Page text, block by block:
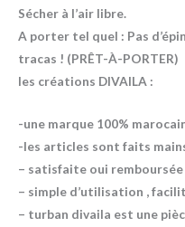
Sécher à l’air libre.
A porter tel quel : Pas
tracas ! (PRÊT-À-PORTER)
les créations DIVAILA :
-une marque 100%
-les articles sont faits
– satisfaite oui remboursée
– simple d’utilisation ,
– turban divaila est une